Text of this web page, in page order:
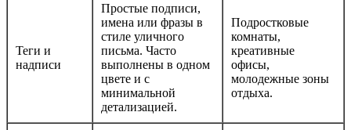
Теги и
надписи
Простые подписи,
имена или фразы в
стиле уличного
письма. Часто
выполнены в одном
цвете и с
минимальной
детализацией.
Подростковые
комнаты,
креативные
офисы,
молодежные зоны
отдыха.